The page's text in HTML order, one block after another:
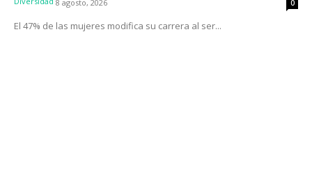
8 agosto, 2026 0
El 47% de las mujeres modifica su carrera al ser...